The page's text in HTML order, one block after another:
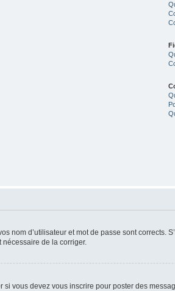
nom d’utilisateur et mot de passe sont corrects.
nécessaire de la corriger.
vous devez vous inscrire pour poster des